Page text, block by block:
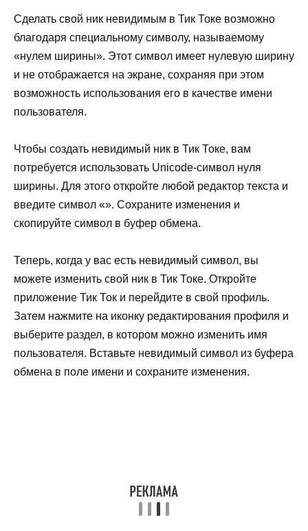
Сделать свой ник невидимым в Тик Токе возможно
благодаря специальному символу, называемому
«нулем ширины». Этот символ имеет нулевую ширину
и не отображается на экране, сохраняя при этом
возможность использования его в качестве имени
пользователя.
Чтобы создать невидимый ник в Тик Токе, вам
потребуется использовать Unicode-символ нуля
ширины. Для этого откройте любой редактор текста и
введите символ « ». Сохраните изменения и
скопируйте символ в буфер обмена.
Теперь, когда у вас есть невидимый символ, вы
можете изменить свой ник в Тик Токе. Откройте
приложение Тик Ток и перейдите в свой профиль.
Затем нажмите на иконку редактирования профиля и
выберите раздел, в котором можно изменить имя
пользователя. Вставьте невидимый символ из буфера
обмена в поле имени и сохраните изменения.